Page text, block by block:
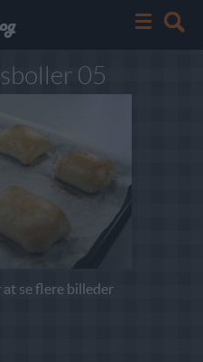
05
se flere billeder